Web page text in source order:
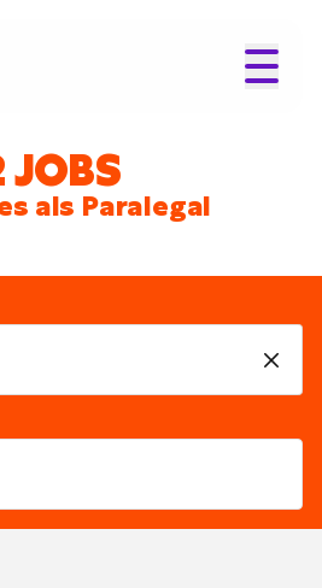
JOBS
als Paralegal